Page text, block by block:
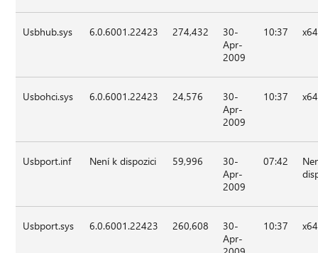
Usbhub.sys 6.0.6001.22423 274,432
30-
Apr-
2009
10:37 x64
Usbohci.sys 6.0.6001.22423 24,576
30-
Apr-
2009
10:37 x64
Usbport.inf Není k dispozici 59,996
30-
Apr-
2009
07:42
Usbport.sys 6.0.6001.22423 260,608
30-
Apr-
10:37 x64